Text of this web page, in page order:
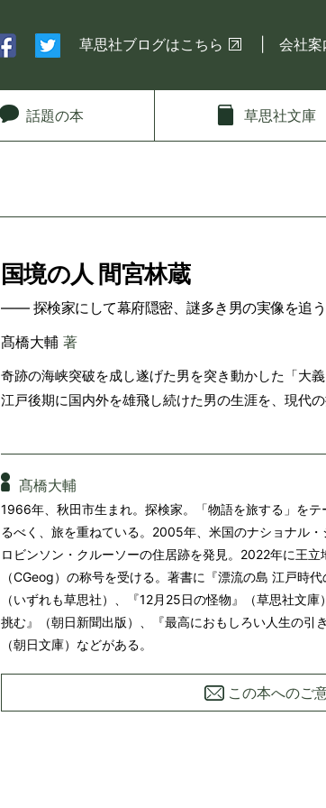
草思社ブログはこちら 会社案
話題の本 草思社文庫
国境の人 間宮林蔵
―― 探検家にして幕府隠密、謎多き男の実像を追う
髙橋大輔 著
奇跡の海峡突破を成し遂げた男を突き動かした「
江戸後期に国内外を雄飛し続けた男の生涯を、現代の
髙橋大輔
1966年、秋田市生まれ。探検家。「物語を旅する」を
るべく、旅を重ねている。2005年、米国のナショナル
ロビンソン・クルーソーの住居跡を発見。2022年に王
（CGeog）の称号を受ける。著書に『漂流の島 江戸時
（いずれも草思社）、『12月25日の怪物』（草思社文
挑む』（朝日新聞出版）、『最高におもしろい人生の引
（朝日文庫）などがある。
この本へのご